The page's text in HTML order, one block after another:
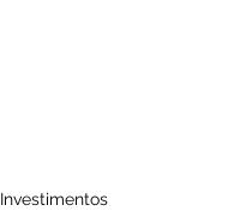
Investimentos